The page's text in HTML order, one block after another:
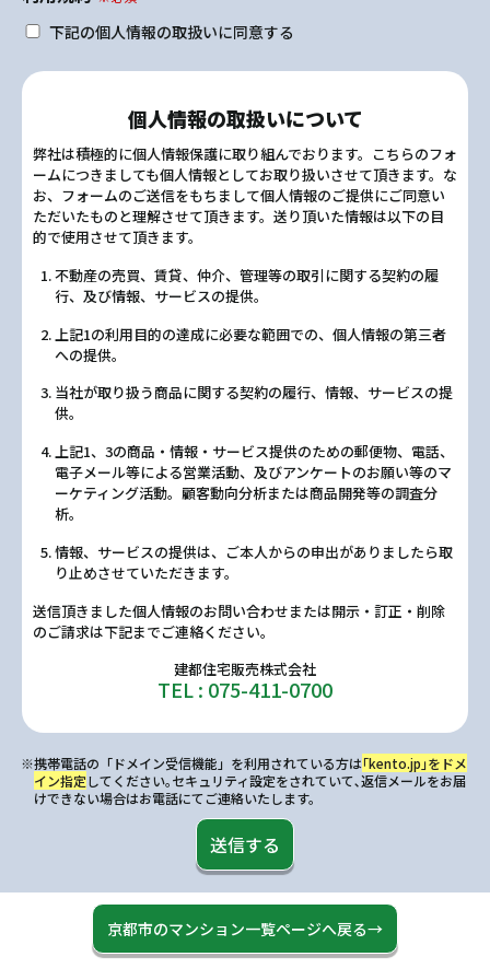
下記の個人情報の取扱いに同意する
個人情報の取扱いについて
弊社は積極的に個人情報保護に取り組んでおります。こちらのフォ
ームにつきましても個人情報としてお取り扱いさせて頂きます。な
お、フォームのご送信をもちまして個人情報のご提供にご同意い
ただいたものと理解させて頂きます。送り頂いた情報は以下の目
的で使用させて頂きます。
不動産の売買、賃貸、仲介、管理等の取引に関する契約の履
行、及び情報、サービスの提供。
上記1の利用目的の達成に必要な範囲での、個人情報の第三者
への提供。
当社が取り扱う商品に関する契約の履行、情報、サービスの提
供。
上記1、3の商品・情報・サービス提供のための郵便物、電話、
電子メール等による営業活動、及びアンケートのお願い等のマ
ーケティング活動。顧客動向分析または商品開発等の調査分
析。
情報、サービスの提供は、ご本人からの申出がありましたら取
り止めさせていただきます。
送信頂きました個人情報のお問い合わせまたは開示・訂正・削除
のご請求は下記までご連絡ください。
建都住宅販売株式会社
TEL : 075-411-0700
※携帯電話の「ドメイン受信機能」を利用されている方は｢kento.jp｣をドメ
イン指定してください｡セキュリティ設定をされていて､返信メールをお届
けできない場合はお電話にてご連絡いたします。
送信する
京都市のマンション一覧ページへ戻る→